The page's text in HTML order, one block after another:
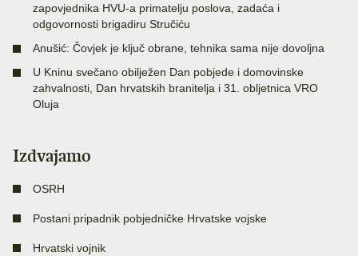
zapovjednika HVU-a primatelju poslova, zadaća i
odgovornosti brigadiru Stručiću
Anušić: Čovjek je ključ obrane, tehnika sama nije dovoljna
U Kninu svečano obilježen Dan pobjede i domovinske
zahvalnosti, Dan hrvatskih branitelja i 31. obljetnica VRO
Oluja
Izdvajamo
OSRH
Postani pripadnik pobjedničke Hrvatske vojske
Hrvatski vojnik